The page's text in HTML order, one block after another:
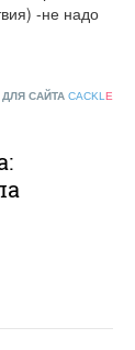
-не надо
САЙТА CACKL E